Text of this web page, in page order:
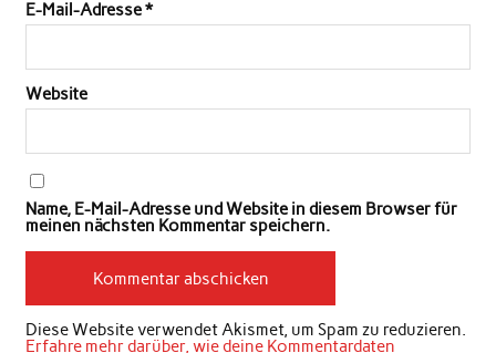
E-Mail-Adresse*
Website
Name, E-Mail-Adresse und Website in diesem Browser für
meinen nächsten Kommentar speichern.
Diese Website verwendet Akismet, um Spam zu reduzieren.
Erfahre mehr darüber, wie deine Kommentardaten